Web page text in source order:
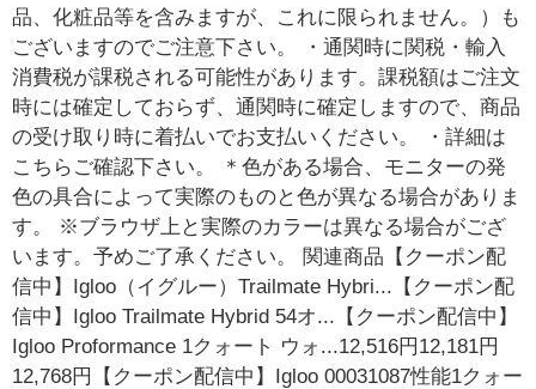
品、化粧品等を含みますが、これに限られません。）も
ございますのでご注意下さい。 ・通関時に関税・輸入
消費税が課税される可能性があります。課税額はご注文
時には確定しておらず、通関時に確定しますので、商品
の受け取り時に着払いでお支払いください。 ・詳細は
こちらご確認下さい。 ＊色がある場合、モニターの発
色の具合によって実際のものと色が異なる場合がありま
す。 ※ブラウザ上と実際のカラーは異なる場合がござ
います。予めご了承ください。 関連商品【クーポン配
信中】Igloo（イグルー）Trailmate Hybri...【クーポン配
信中】Igloo Trailmate Hybrid 54オ...【クーポン配信中】
Igloo Proformance 1クォート ウォ...12,516円12,181円
12,768円【クーポン配信中】Igloo 00031087性能1クォー